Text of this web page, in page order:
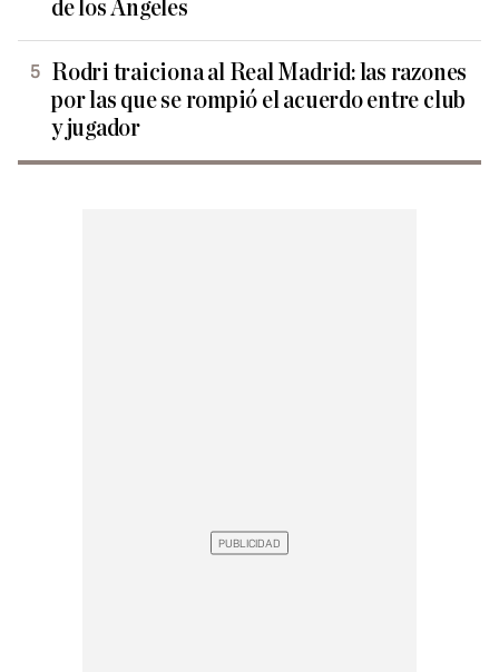
de los Ángeles
Rodri traiciona al Real Madrid: las razones
por las que se rompió el acuerdo entre club
y jugador